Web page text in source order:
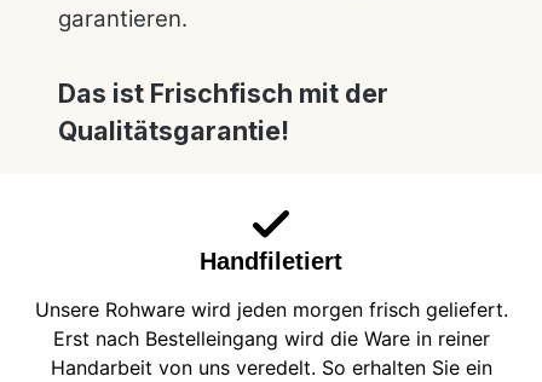
garantieren.
Das ist Frischfisch mit der
Qualitätsgarantie!
Handfiletiert
Unsere Rohware wird jeden morgen frisch geliefert.
Erst nach Bestelleingang wird die Ware in reiner
Handarbeit von uns veredelt. So erhalten Sie ein